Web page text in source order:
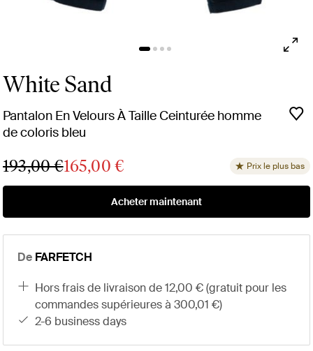
White Sand
Pantalon En Velours À Taille Ceinturée homme
de coloris bleu
193,00 €165,00 € Prix le plus bas
Acheter maintenant
De FARFETCH
hors frais de livraison de 12,00 € (gratuit pour les
commandes supérieures à 300,01 €)
2-6 business days